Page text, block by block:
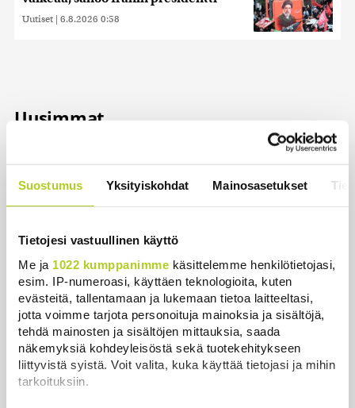
Suostumus Yksityiskohdat Mainosasetukset
Tietojesi vastuullinen käyttö
Me ja 1022 kumppanimme käsittelemme henkilötietojasi,
esim. IP-numeroasi, käyttäen teknologioita, kuten
evästeitä, tallentamaan ja lukemaan tietoa laitteeltasi,
jotta voimme tarjota personoituja mainoksia ja sisältöjä,
tehdä mainosten ja sisältöjen mittauksia, saada
näkemyksiä kohdeyleisöstä sekä tuotekehitykseen
liittyvistä syistä. Voit valita, kuka käyttää tietojasi ja mihin
tarkoituksiin.
Uutiset | 6.8.2026 0:58
Uusimmat
Ehtisitkö kosia sekunnissa? – Karkaussekunti on
tiedepiireissä kehitetty kummajainen, jonka haitat
ajoivat hyötyjen yli
Uutiset | 7.8.2026 22:30
Reuters: Ukraina on tuhonnut yli miljoona
neliömetriä Wildberriesin varastotilaa
Uutiset 7.8.2026 21:55
Palautitko puistosta löydetyt pullot tai pakastitko
marjat ennen myyntiä? Verottaja vaatii osansa
| 7.8.2026 21:42